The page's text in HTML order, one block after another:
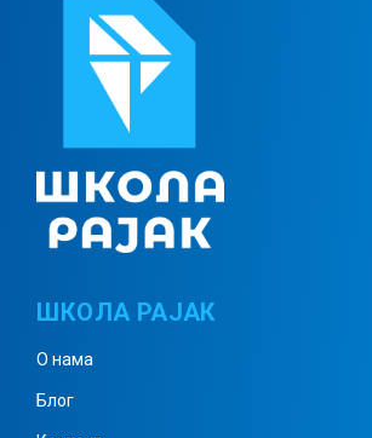
Примена особина сабирања и
множења у скупу N
Бројевни изрази
ШКОЛА РАЈАК
О нама
Блог